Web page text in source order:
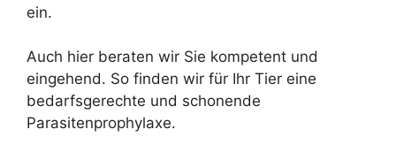
ein.
Auch hier beraten wir Sie kompetent und
eingehend. So finden wir für Ihr Tier eine
bedarfsgerechte und schonende
Parasitenprophylaxe.